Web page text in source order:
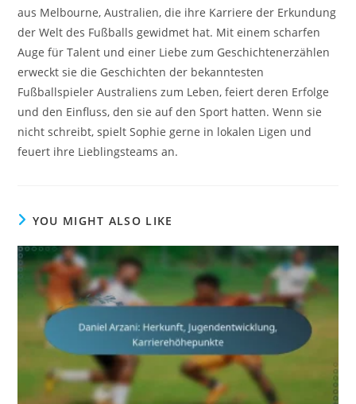
aus Melbourne, Australien, die ihre Karriere der Erkundung
der Welt des Fußballs gewidmet hat. Mit einem scharfen
Auge für Talent und einer Liebe zum Geschichtenerzählen
erweckt sie die Geschichten der bekanntesten
Fußballspieler Australiens zum Leben, feiert deren Erfolge
und den Einfluss, den sie auf den Sport hatten. Wenn sie
nicht schreibt, spielt Sophie gerne in lokalen Ligen und
feuert ihre Lieblingsteams an.
YOU MIGHT ALSO LIKE